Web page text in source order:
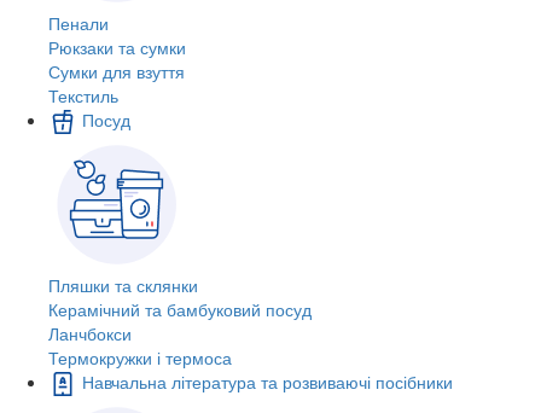
Пенали
Рюкзаки та сумки
Сумки для взуття
Текстиль
Посуд
Пляшки та склянки
Керамічний та бамбуковий посуд
Ланчбокси
Термокружки і термоса
Навчальна література та розвиваючі посібники